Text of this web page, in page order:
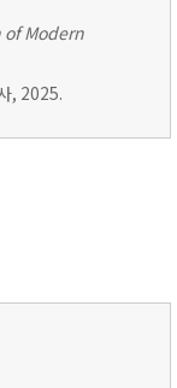
of Modern
, 2025.